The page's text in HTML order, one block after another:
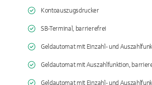
Kontoauszugsdrucker
SB-Terminal, barrierefrei
Geldautomat mit Einzahl- und
Geldautomat mit Auszahlfunktion,
Geldautomat mit Einzahl- und